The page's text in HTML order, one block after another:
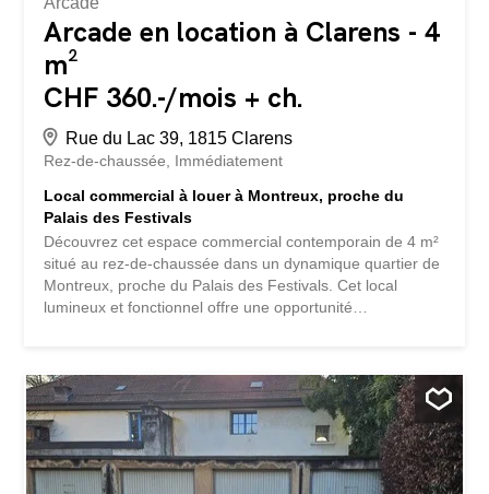
Arcade en location à Clarens - 4
m²
CHF 360.-/mois + ch.
Rue du Lac 39, 1815 Clarens
Rez-de-chaussée
Immédiatement
Local commercial à louer à Montreux, proche du
Palais des Festivals
Découvrez cet espace commercial contemporain de 4 m²
situé au rez-de-chaussée dans un dynamique quartier de
Montreux, proche du Palais des Festivals. Cet local
lumineux et fonctionnel offre une opportunité
épuré avec murs blancs, sol impeccable et grande
fenêtre en verre offrant une excellente visibilité depuis la
rue Hauteur sous plafond : Généreux 3 mètres créant
une sensation d'espace Équipements : Wifi, Radiateurs,
prises électriques meuble de rangement et miroir.
Accessibilité : Accès PMR et place de parking disponible a